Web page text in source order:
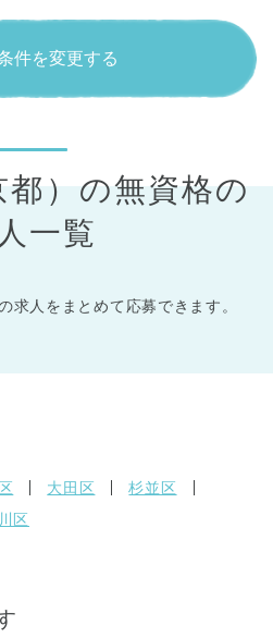
件を変更する
一覧
求人をまとめて応募できます。
大田区
杉並区
区